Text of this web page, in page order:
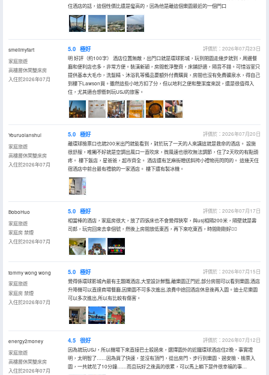
住酒店的話，這個性價比還是蠻高的，因為他是離這個樂園最近的一個門口
smellmyfart
家庭旅遊
高樓層休閑雙床房
入住於2026年07月
5.0 極好
評價於：2026年07月23日
明 好評（約100字） 酒店位置無敵，出門口就是環球影城，玩到閉園走幾步就到，周邊餐
廳和便利店也多，非常方便。裝潢新穎，房間乾淨整齊，床鋪舒適，隔音不錯。可惜浴室只
提供基本大毛巾，洗髮精、沐浴乳等備品要額外付費購買，房間也沒有免費礦泉水，得自己
到樓下Lawson買。雖然這些小地方扣了分，但以地利之便和整潔度來說，還是很值得入
住，尤其適合想衝刺玩USJ的旅客。
Youruolanshui
家庭旅遊
高樓層休閑雙床房
入住於2026年07月
5.0 極好
評價於：2026年07月20日
離環球檢票口也就200米出門就能看到，對於玩了一天的人來講這就是救命的酒店。 設施
很舒服，唯獨不好就是空調出風口一直吹床，微風速也很吹無法調節，住了2天吹的有點頭
疼。 樓下飯店，星爸爸，超市齊全。 酒店還有芝麻街贈送斜挎小禮物亮閃閃的。 這幾天住
宿酒店中前台最有禮貌的一家酒店。 樓下還有製冰機。
BoboHuo
家庭旅遊
家庭房 禁煙
入住於2026年07月
5.0 極好
評價於：2026年07月17日
相當棒的酒店，家庭房很大，放了四張床也不會覺得狹窄，與usj相隔200米，隔壁就是壽
司郎，玩完回來去拿個號，然後上房間放低東西，再下來吃東西，時間剛剛好👍🏻
tommy wong wong
家庭旅遊
家庭房 禁煙
入住於2026年07月
5.0 極好
評價於：2026年07月15日
覺得係環球影城內最有主題嘅酒店,大堂設計鮮豔,離樂園正門近,部分房間可以看到樂園,酒店
升降機可以直達商場餐廳,因樂園不可多次進出,浪費中途回酒店休息後再入園。迪士尼樂園
可以多次進出,所以有比較有傷害。
energy2money
家庭旅遊
高樓層休閑雙床房
入住於2026年07月
4.5 很好
評價於：2026年07月12日
因為就玩USJ，所以機場下來直接巴士殺過來，選擇園外的近鐵環球酒店住2晚，事實證
明，太明智了……因為買了快速，並沒有頂門，從出房門、步行到樂園、過安檢、檢票入
園，一共就花了10分鐘……而且玩好之後真的很累，可以馬上躺下是件很幸福的事…